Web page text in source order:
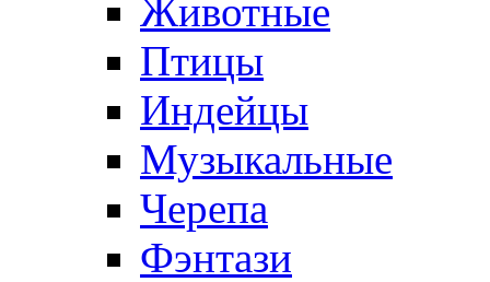
Животные
Птицы
Индейцы
Музыкальные
Черепа
Фэнтази